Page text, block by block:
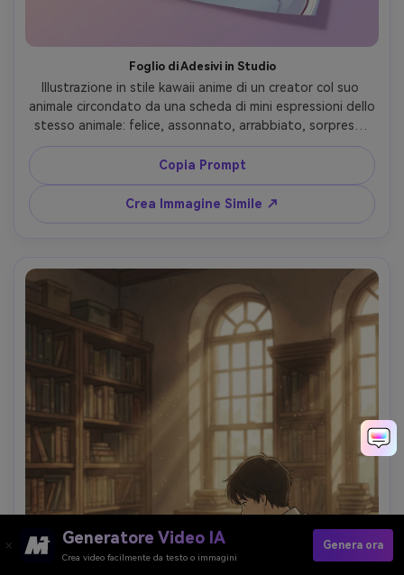
Foglio di Adesivi in Studio
Illustrazione in stile kawaii anime di un creator col suo
animale circondato da una scheda di mini espressioni dello
stesso animale: felice, assonnato, arrabbiato, sorpreso,
più icone come zampette e cuori, sfondo pastello piatto,
contorni spessi puliti, cel shading semplice, effetto
adesivo, composizione pulita, lente 85mm, profondità di
campo ridotta, luce cinematografica morbida --ar 4:5
Copia Prompt
Crea Immagine Simile ↗
Generatore Video IA
Crea video facilmente da testo o immagini
Genera ora